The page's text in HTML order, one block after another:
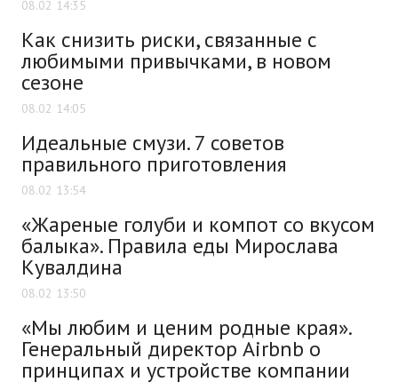
08.02 14:35
Как снизить риски, связанные с
любимыми привычками, в новом
сезоне
08.02 14:05
Идеальные смузи. 7 советов
правильного приготовления
08.02 13:54
«Жареные голуби и компот со вкусом
балыка». Правила еды Мирослава
Кувалдина
08.02 13:50
«Мы любим и ценим родные края».
Генеральный директор Airbnb о
принципах и устройстве компании